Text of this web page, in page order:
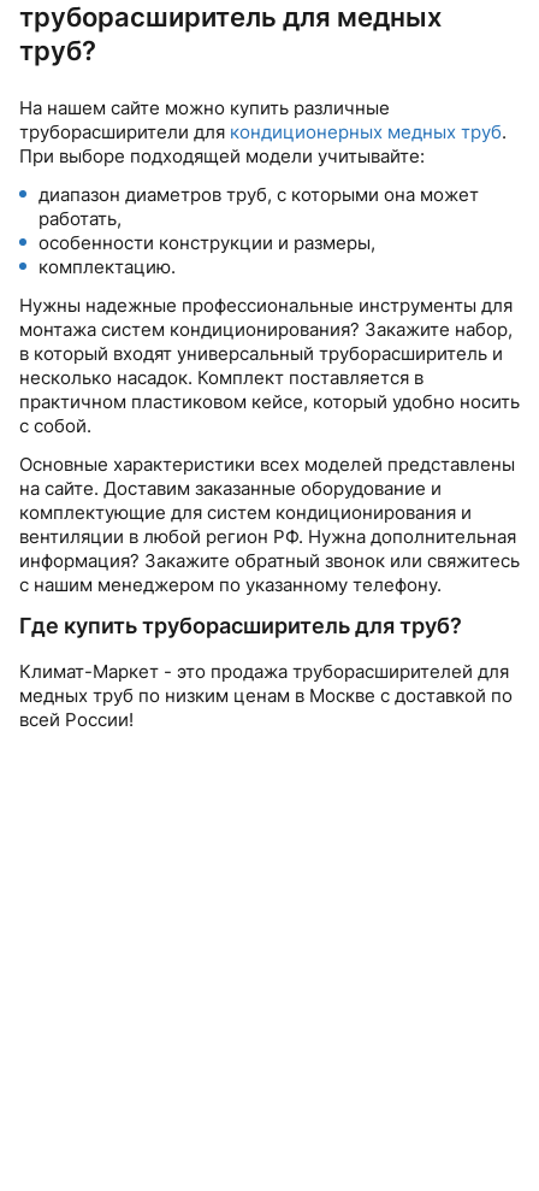
труборасширитель для медных
труб?
На нашем сайте можно купить различные
труборасширители для кондиционерных медных труб.
При выборе подходящей модели учитывайте:
диапазон диаметров труб, с которыми она может
работать,
особенности конструкции и размеры,
комплектацию.
Нужны надежные профессиональные инструменты для
монтажа систем кондиционирования? Закажите набор,
в который входят универсальный труборасширитель и
несколько насадок. Комплект поставляется в
практичном пластиковом кейсе, который удобно носить
с собой.
Основные характеристики всех моделей представлены
на сайте. Доставим заказанные оборудование и
комплектующие для систем кондиционирования и
вентиляции в любой регион РФ. Нужна дополнительная
информация? Закажите обратный звонок или свяжитесь
с нашим менеджером по указанному телефону.
Где купить труборасширитель для труб?
Климат-Маркет - это продажа труборасширителей для
медных труб по низким ценам в Москве с доставкой по
всей России!